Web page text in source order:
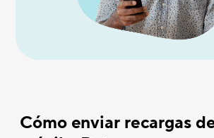
Cómo enviar recargas